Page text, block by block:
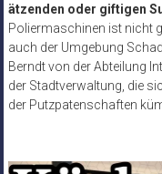
ätzenden oder giftigen
Poliermaschinen ist nicht
auch der Umgebung
Berndt von der Abteilung
der Stadtverwaltung, die
der Putzpatenschaften